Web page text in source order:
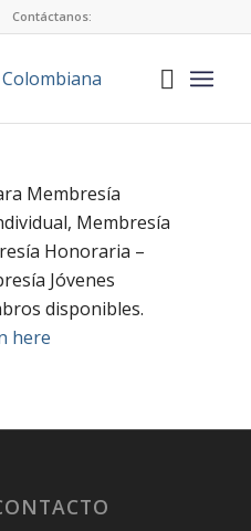
Contáctanos:
Membresía
Membresía
Honoraria –
Jóvenes
disponibles.
here